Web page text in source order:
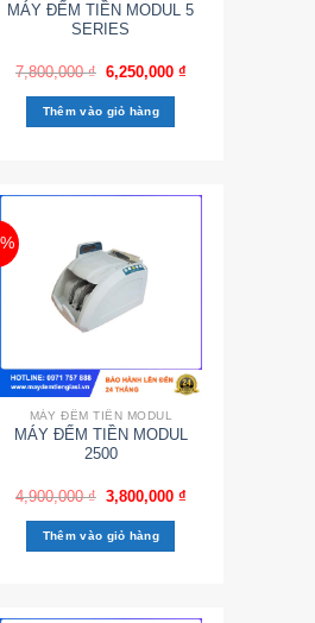
MÁY ĐẾM TIỀN MODUL 5
SERIES
7,800,000₫ 6,250,000 ₫
Thêm vào giỏ hàng
MÁY ĐẾM TIỀN MODUL
MÁY ĐẾM TIỀN MODUL
2500
4,900,000₫ 3,800,000 ₫
Thêm vào giỏ hàng